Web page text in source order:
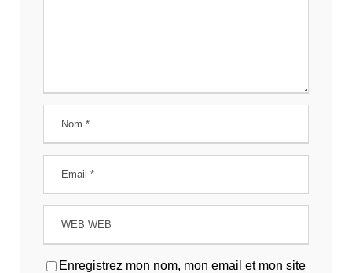
Enregistrez mon nom, mon email et mon site